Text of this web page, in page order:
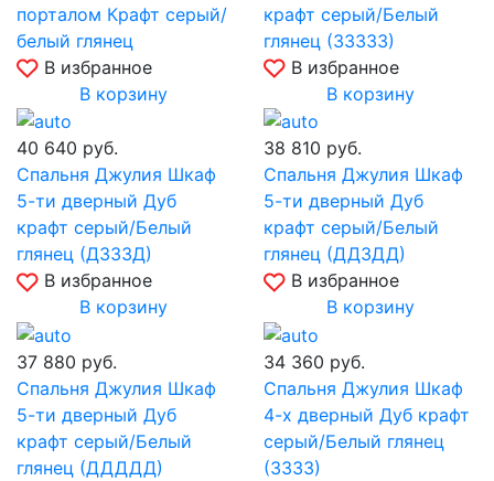
порталом Крафт серый/
белый глянец
В избранное
В корзину
крафт серый/Белый
глянец (ЗЗЗЗЗ)
В избранное
В корзину
40 640 руб.
Спальня Джулия Шкаф
5-ти дверный Дуб
крафт серый/Белый
глянец (ДЗЗЗД)
В избранное
В корзину
38 810 руб.
Спальня Джулия Шкаф
5-ти дверный Дуб
крафт серый/Белый
глянец (ДДЗДД)
В избранное
В корзину
37 880 руб.
Спальня Джулия Шкаф
5-ти дверный Дуб
крафт серый/Белый
глянец (ДДДДД)
34 360 руб.
Спальня Джулия Шкаф
4-х дверный Дуб крафт
серый/Белый глянец
(ЗЗЗЗ)